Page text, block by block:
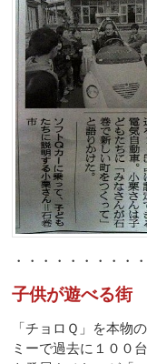
・・・・・・・・・
子供が遊べる街
「チョロＱ」を本物
ミーで過去に１００